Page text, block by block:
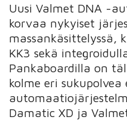
Uusi Valmet DNA -
korvaa nykyiset
massankäsittelyssä,
KK3 sekä
Pankaboardilla on
kolme eri
Damatic XD ja